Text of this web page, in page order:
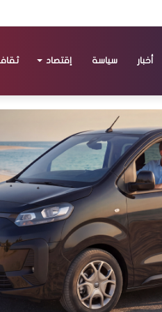
أخبار سياسة إقتصاد